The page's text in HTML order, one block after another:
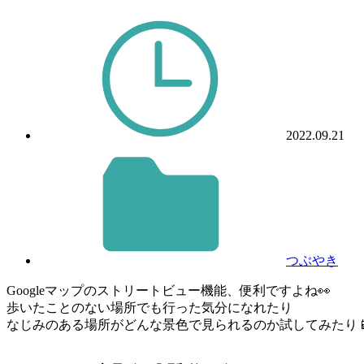
2022.09.21
つぶやき
Googleマップのストリートビュー機能、便利ですよね👀
歩いたことのない場所でも行った気分になれたり
なじみのある場所がどんな景色で見られるのか試してみたり